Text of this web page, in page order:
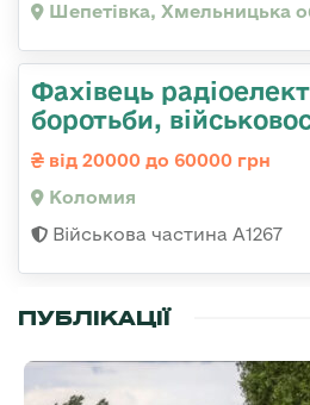
Шепетівка, Хмельницька
Фахівець
боротьби,
від 20000 до 60000 грн
Коломия
Військова частина А1267
ПУБЛІКАЦІЇ